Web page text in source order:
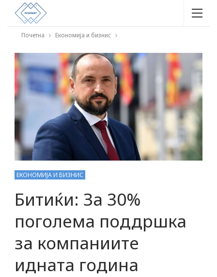
Почетна Економија и бизнис
ЕКОНОМИЈА И БИЗНИС
Битиќи: За 30%
поголема поддршка
за компаниите
идната година